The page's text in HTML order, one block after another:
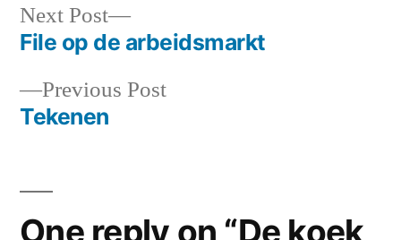
Post
navigation
Previous PostPrevious
Tekenen
Next Post
Next
post:
File op de arbeidsmarkt
One reply on “De koek